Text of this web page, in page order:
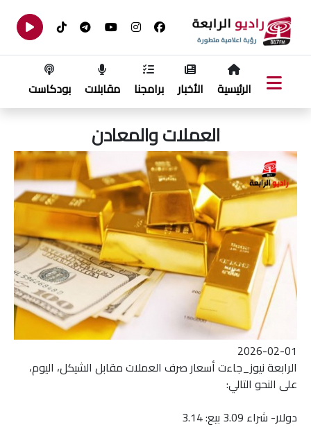
الرئيسية الأخبار برامجنا مقابلات بودكاست
العملات والمعادن
2026-02-01
الرابعة نيوز_جاءت أسعار صرف العملات مقابل الشيكل، اليوم،
على النحو التالي:
دولار- شراء 3.09 بيع: 3.14